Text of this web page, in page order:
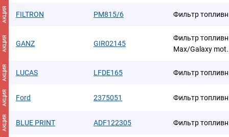
АКЦИЯ FILTRON PM815/6 Фильтр
АКЦИЯ GANZ GIR02145
Фильтр
Max/Galaxy
АКЦИЯ LUCAS LFDE165 Фильтр
АКЦИЯ Ford 2375051 Фильтр
АКЦИЯ BLUE PRINT ADF122305 Фильтр